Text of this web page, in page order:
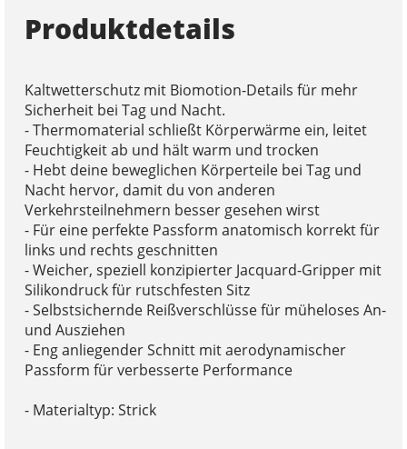
Produktdetails
Kaltwetterschutz mit Biomotion-Details für mehr
Sicherheit bei Tag und Nacht.
- Thermomaterial schließt Körperwärme ein, leitet
Feuchtigkeit ab und hält warm und trocken
- Hebt deine beweglichen Körperteile bei Tag und
Nacht hervor, damit du von anderen
Verkehrsteilnehmern besser gesehen wirst
- Für eine perfekte Passform anatomisch korrekt für
links und rechts geschnitten
- Weicher, speziell konzipierter Jacquard-Gripper mit
Silikondruck für rutschfesten Sitz
- Selbstsichernde Reißverschlüsse für müheloses An-
und Ausziehen
- Eng anliegender Schnitt mit aerodynamischer
Passform für verbesserte Performance
- Materialtyp: Strick